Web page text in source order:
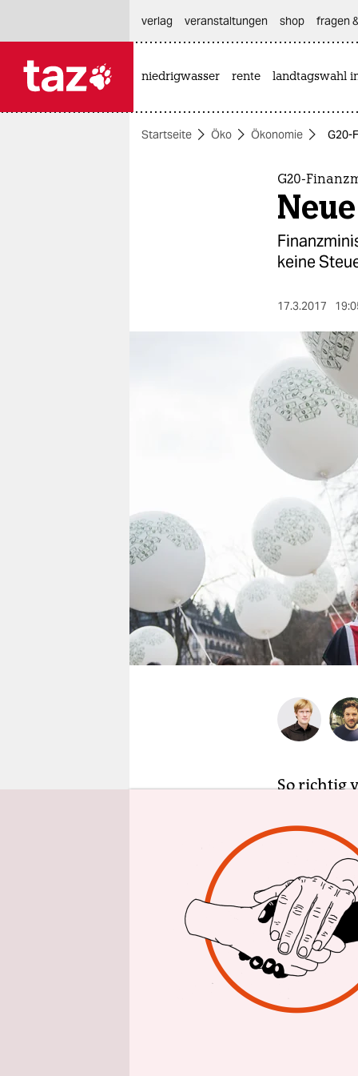
themen
veranstaltungen
shop
fragen & hilfe
unterstützen
abo
verlag
veranstaltungen shop fragen
niedrigwasser rente landtagswahl
Startseite Öko Ökonomie G20-
G20-
keine
17.3.2017
So richtig
ehemalige
nach
zurückfiel.
gelingt die
„Mnu“
Auch
Schäuble
sie sich